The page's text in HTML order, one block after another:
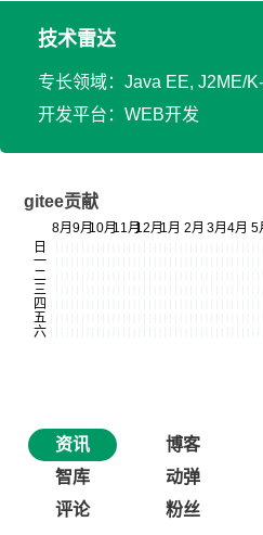
技术雷达
专长领域：Java EE, J2ME/
开发平台：WEB开发
gitee贡献
资讯 博客
智库
动弹
评论
粉丝